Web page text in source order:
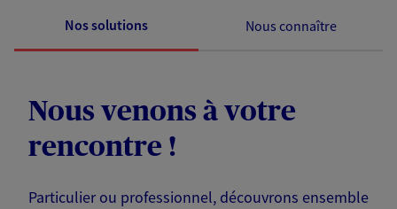
Nos solutions Nous connaître
Nous venons à votre
rencontre !
Particulier ou professionnel, découvrons ensemble